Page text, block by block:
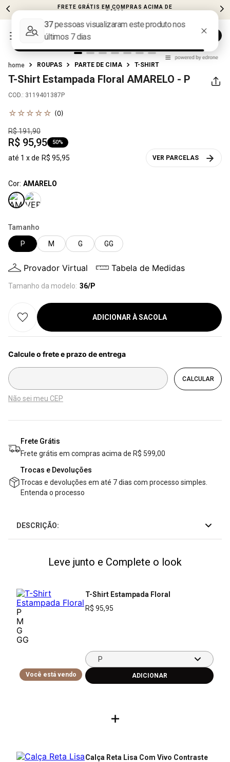
FRETE GRÁTIS EM COMPRAS ACIMA DE
R$599
ROUPAS PARTE DE CIMA T-SHIRT
T-Shirt Estampada Floral AMARELO - P
COD.: 3119401387P
☆ ☆ ☆ ☆ ☆ (0)
R$191,90
R$ 95,95 50%
até 1 x de R$ 95,95 VER PARCELAS
Cor: AMARELO
Tamanho
P
M G GG
Provador Virtual Tabela de Medidas
Tamanho da modelo: 36/P
ADICIONAR À SACOLA
Não sei meu CEP
Frete Grátis
Frete grátis em compras acima de R$ 599,00
Trocas e Devoluções
Trocas e devoluções em até 7 dias com processo simples.
Entenda o processo
DESCRIÇÃO:
Leve junto e Complete o look
Você está vendo
P
M
G
GG
T-Shirt Estampada Floral
R$ 95,95
P
+
Calça Reta Lisa Com Vivo Contraste